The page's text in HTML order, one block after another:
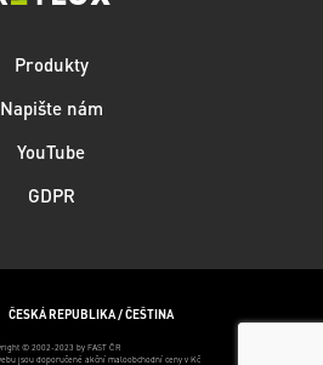
Produkty
Napište nám
YouTube
GDPR
ČESKÁ REPUBLIKA / ČEŠTINA
© 2002-2023 by FAST ČR
jsou doporučené akční maloobchodní ceny v Kč